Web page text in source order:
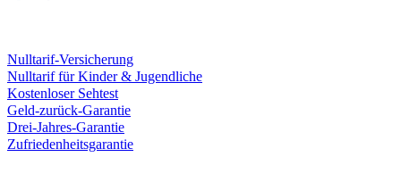
Nulltarif-Versicherung
Nulltarif für Kinder & Jugendliche
Kostenloser Sehtest
Geld-zurück-Garantie
Drei-Jahres-Garantie
Zufriedenheitsgarantie